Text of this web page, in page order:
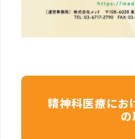
精神科医療にお